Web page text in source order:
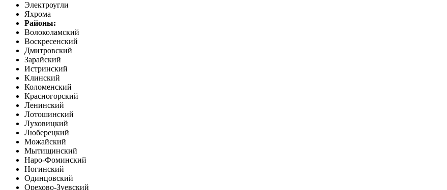
Электроугли
Яхрома
Районы:
Волоколамский
Воскресенский
Дмитровский
Зарайский
Истринский
Клинский
Коломенский
Красногорский
Ленинский
Лотошинский
Луховицкий
Люберецкий
Можайский
Мытищинский
Наро-Фоминский
Ногинский
Одинцовский
Орехово-Зуевский